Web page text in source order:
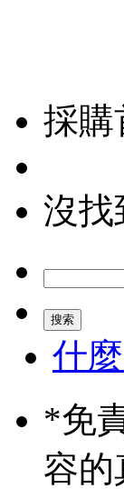
採購
沒找
什
*免
容的